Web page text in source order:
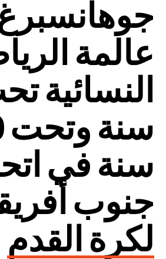
عالمة
سنة في
جنوب
لكرة القدم